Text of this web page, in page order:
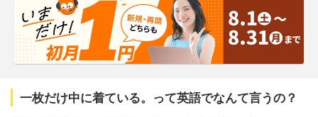
一枚だけ中に着ている。って英語でなんて言うの？